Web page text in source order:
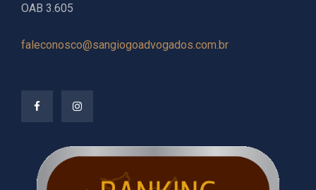
OAB 3.605
faleconosco@sangiogoadvogados.com.br